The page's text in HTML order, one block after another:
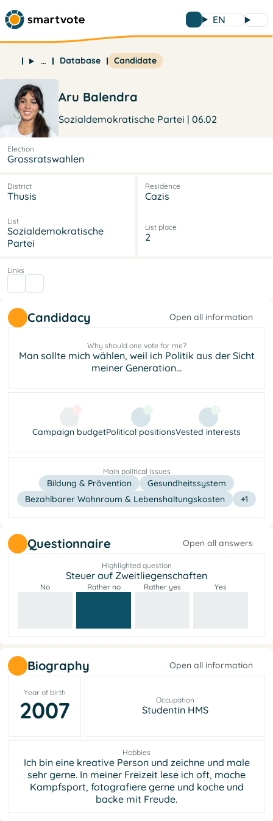
EN
… Database Candidate
Aru Balendra
Sozialdemokratische Partei | 06.02
Election
Grossratswahlen
District
Thusis
Residence
Cazis
List
Sozialdemokratische
Partei
List place
2
Links
Candidacy Open all information
Why should one vote for me?
Man sollte mich wählen, weil ich Politik aus der Sicht
meiner Generation...
Campaign budgetPolitical positionsVested interests
Main political issues
Bildung & Prävention
Gesundheitssystem
Bezahlbarer Wohnraum & Lebenshaltungskosten
+1
Questionnaire Open all answers
Highlighted question
Steuer auf Zweitliegenschaften
No Rather no Rather yes Yes
Biography Open all information
Year of birth
2007 Occupation
Studentin HMS
Hobbies
Ich bin eine kreative Person und zeichne und male
sehr gerne. In meiner Freizeit lese ich oft, mache
Kampfsport, fotografiere gerne und koche und
backe mit Freude.